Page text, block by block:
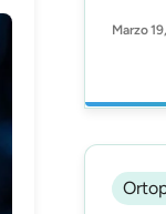
Surg.
Marzo